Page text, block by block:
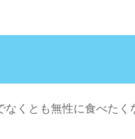
くとも無性に食べたく